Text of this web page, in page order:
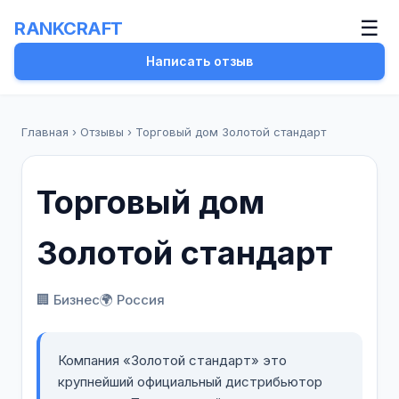
RANKCRAFT ☰
Написать отзыв
Главная › Отзывы › Торговый дом Золотой стандарт
Торговый дом
Золотой стандарт
🏢 Бизнес🌍 Россия
Компания «Золотой стандарт» это
крупнейший официальный дистрибьютор